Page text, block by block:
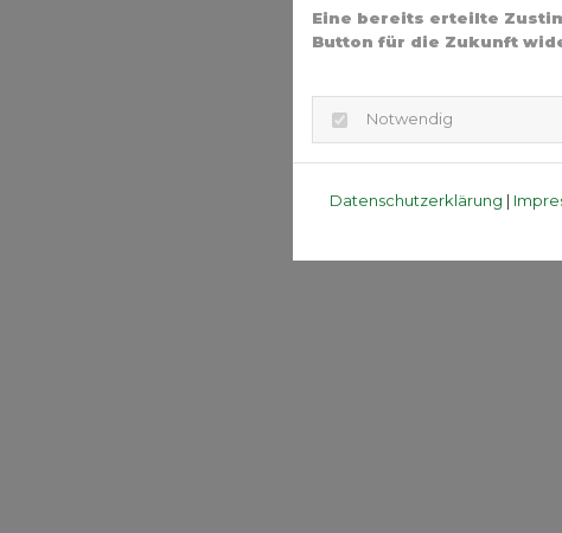
Eine bereits erteilte
Button für die Zukunft
Notwendig
Datenschutzerklärung |